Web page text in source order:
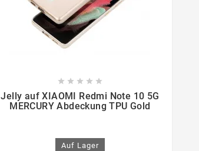
    
Jelly auf XIAOMI Redmi Note 10 5G
MERCURY Abdeckung TPU Gold
Auf Lager